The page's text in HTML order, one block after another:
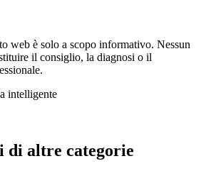
web è solo a scopo informativo. Nessun
il consiglio, la diagnosi o il
intelligente
di altre categorie